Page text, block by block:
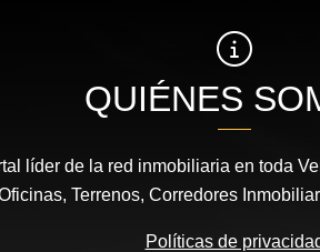
QUIÉNES
líder de la red inmobiliaria en toda
Terrenos, Corredores
Políticas de